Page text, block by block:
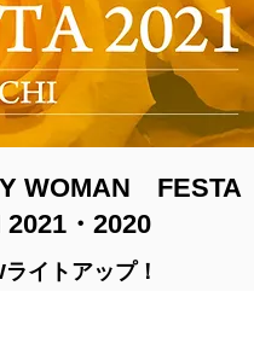
WOMAN FESTA
・2020
イトアップ！